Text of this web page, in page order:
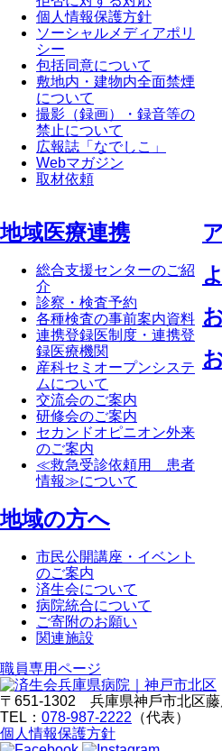
個人情報保護方針
ソーシャルメディアポリ
シー
包括同意について
敷地内・建物内全面禁煙
について
撮影（録画）・録音等の
禁止について
広報誌「なでしこ」
Webマガジン
取材依頼
地域医療連携
総合支援センターのご紹
介
診察・検査予約
各種検査の事前案内資料
連携登録医制度・連携登
録医療機関
産科セミオープンシステ
ムについて
交流会のご案内
研修会のご案内
セカンドオピニオン外来
のご案内
≪救急受診依頼用 患者
情報≫について
地域の方へ
市民公開講座・イベント
のご案内
済生会について
病院統合について
ご寄附のお願い
関連施設
職員専⽤ページ
〒651-1302 兵庫県神⼾市北区
TEL： 078-987-2222 （代表）
個人情報保護方針